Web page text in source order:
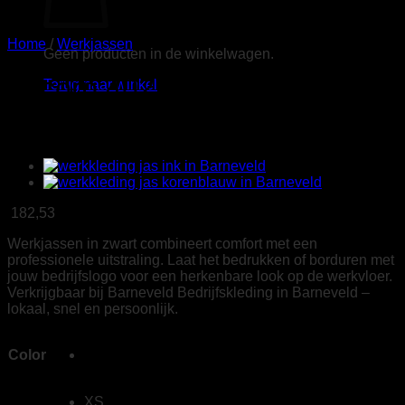
Geen producten in de winkelwagen.
Terug naar winkel
Home / Werkjassen
Tricorp 402708 Winter Tech
182,53
Werkjassen in zwart combineert comfort met een
professionele uitstraling. Laat het bedrukken of borduren met
jouw bedrijfslogo voor een herkenbare look op de werkvloer.
Verkrijgbaar bij Barneveld Bedrijfskleding in Barneveld –
lokaal, snel en persoonlijk.
Color
XS